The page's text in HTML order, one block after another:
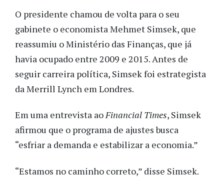
O presidente chamou de volta para o seu
gabinete o economista Mehmet Simsek, que
reassumiu o Ministério das Finanças, que já
havia ocupado entre 2009 e 2015. Antes de
seguir carreira política, Simsek foi estrategista
da Merrill Lynch em Londres.
Em uma entrevista aoFinancial Times, Simsek
afirmou que o programa de ajustes busca
“esfriar a demanda e estabilizar a economia.”
“Estamos no caminho correto,” disse Simsek.